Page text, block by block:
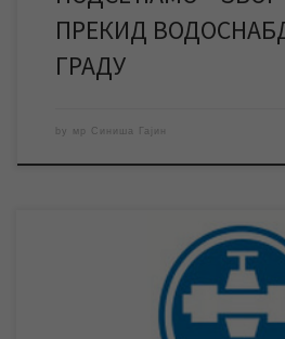
ПРЕКИД
ГРАДУ
by мр Синиша Гајин
У четвртак ће, због радова на
бунарске пумпе на изворишту, доћи
водоснабдевања на територији